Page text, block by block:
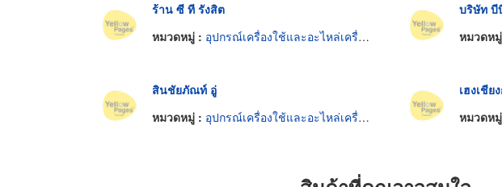
ร้าน ซี ที รังสิต
หมวดหมู่ : อุปกรณ์เครื่องใช้และอะไหล่เครื่องยนต์
บริษัท บี
หมวดห
สินชัยภัณท์ อู่
หมวดหมู่ : อุปกรณ์เครื่องใช้และอะไหล่เครื่องยนต์
เฮงเชีย
หมวดห